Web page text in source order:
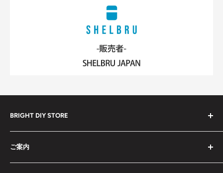
BRIGHT DIY STORE
全ての商品
セール中の商品
予約販売商品
ご案内
検索